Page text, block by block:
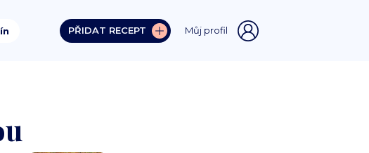
PŘIDAT RECEPT Můj profil